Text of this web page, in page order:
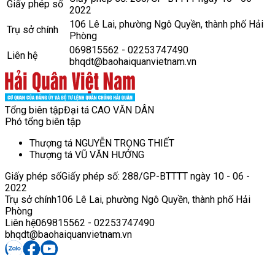
Giấy phép số
2022
Trụ sở chính
106 Lê Lai, phường Ngô Quyền, thành phố Hải
Phòng
Liên hệ
069815562 - 02253747490
bhqdt@baohaiquanvietnam.vn
Tổng biên tậpĐại tá CAO VĂN DÂN
Phó tổng biên tập
Thượng tá NGUYỄN TRỌNG THIẾT
Thượng tá VŨ VĂN HƯỞNG
Giấy phép sốGiấy phép số: 288/GP-BTTTT ngày 10 - 06 -
2022
Trụ sở chính106 Lê Lai, phường Ngô Quyền, thành phố Hải
Phòng
Liên hệ069815562 - 02253747490
bhqdt@baohaiquanvietnam.vn